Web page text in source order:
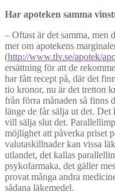
Har apoteken samma
– Oftast är det samma, men
mer om apotekens
(http://www.tlv.se/apotek/
ersättning för att de
har fått recept på, där det
tio kronor, nu är det tretton
från förra månaden så finns
länge de får sälja ut det. Det
vill sälja slut det.
möjlighet att påverka priset
valutaskillnader kan vissa
utlandet, det kallas
psykofarmaka, det gäller
provat många andra
sådana läkemedel.